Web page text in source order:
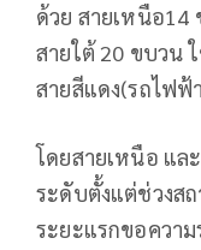
ด้วย สายเหนือ14
สายใต้ 20 ขบวน
สายสีแดง(รถไฟฟ้
โดยสายเหนือ แล
ระดับตั้งแต่ช่วงส
ระยะแรกขอควา